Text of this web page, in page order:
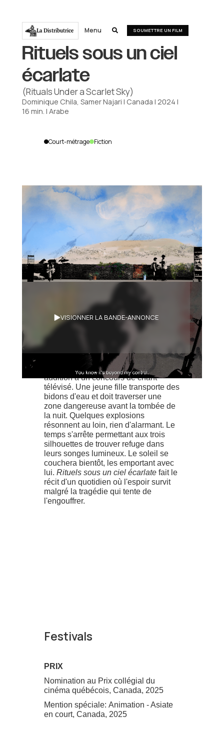
La Distributrice Menu  SOUMETTRE UN FILM
Rituels sous un ciel
écarlate
(Rituals Under a Scarlet Sky)
Dominique Chila, Samer Najari | Canada |2024 |
16 min. |Arabe
Court-métrage Fiction
VISIONNER LA BANDE-ANNONCE
Synopsis
Un franc tireur perché sur un toit
d'immeuble s'ennuie en attendant sa
prochaine victime. Une mère de
famille enregistre une vidéo pour une
audition à un concours de chant
télévisé. Une jeune fille transporte des
bidons d'eau et doit traverser une
zone dangereuse avant la tombée de
la nuit. Quelques explosions
résonnent au loin, rien d'alarmant. Le
temps s'arrête permettant aux trois
silhouettes de trouver refuge dans
leurs songes lumineux. Le soleil se
couchera bientôt, les emportant avec
lui.Rituels sous un ciel écarlate fait le
récit d'un quotidien où l'espoir survit
malgré la tragédie qui tente de
l'engouffrer.
Festivals
PRIX
Nomination au Prix collégial du
cinéma québécois, Canada, 2025
Mention spéciale: Animation - Asiate
en court, Canada, 2025